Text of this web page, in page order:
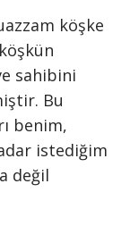
köşke
sahibini
Bu
benim,
istediğim
değil